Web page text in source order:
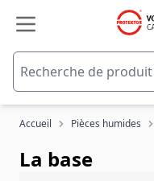
Accueil Pièces humides
La base